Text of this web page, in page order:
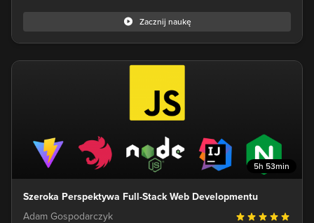
Zacznij naukę
5h 53min
Szeroka Perspektywa Full-Stack Web Developmentu
Adam Gospodarczyk